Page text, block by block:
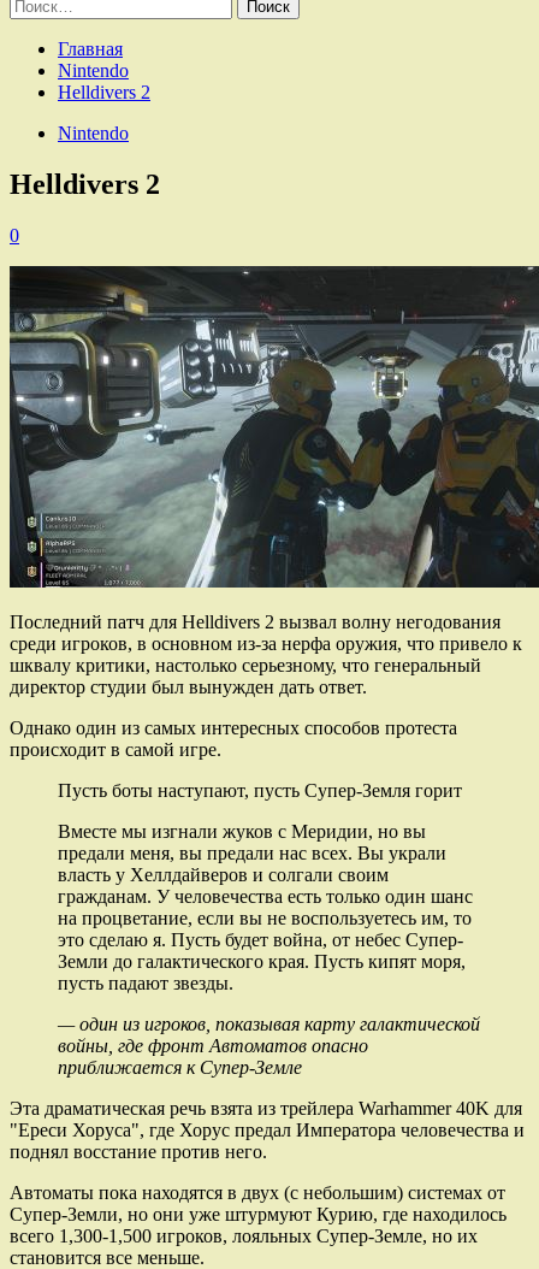
Главная
Nintendo
Helldivers 2
Nintendo
Helldivers 2
0
Последний патч для Helldivers 2 вызвал волну негодования
среди игроков, в основном из-за нерфа оружия, что привело к
шквалу критики, настолько серьезному, что генеральный
директор студии был вынужден дать ответ.
Однако один из самых интересных способов протеста
происходит в самой игре.
Пусть боты наступают, пусть Супер-Земля горит
Вместе мы изгнали жуков с Меридии, но вы
предали меня, вы предали нас всех. Вы украли
власть у Хеллдайверов и солгали своим
гражданам. У человечества есть только один шанс
на процветание, если вы не воспользуетесь им, то
это сделаю я. Пусть будет война, от небес Супер-
Земли до галактического края. Пусть кипят моря,
пусть падают звезды.
— один из игроков, показывая карту галактической
войны, где фронт Автоматов опасно
приближается к Супер-Земле
Эта драматическая речь взята из трейлера Warhammer 40K для
"Ереси Хоруса", где Хорус предал Императора человечества и
поднял восстание против него.
Автоматы пока находятся в двух (с небольшим) системах от
Супер-Земли, но они уже штурмуют Курию, где находилось
всего 1,300-1,500 игроков, лояльных Супер-Земле, но их
становится все меньше.